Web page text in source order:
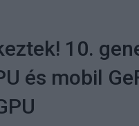
10.
és mobil